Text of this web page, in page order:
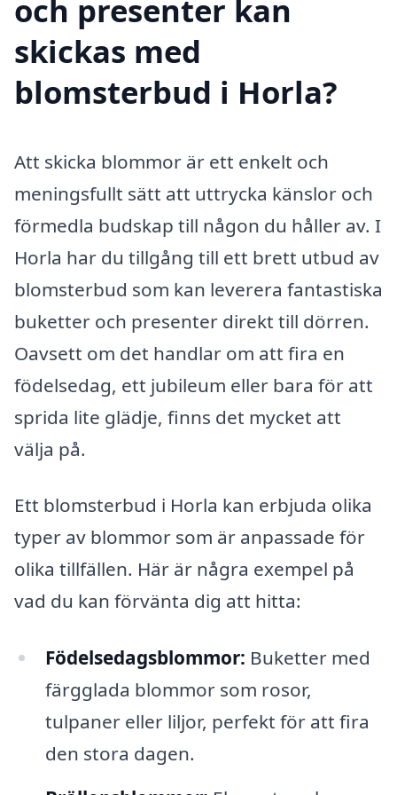
och presenter kan
skickas med
blomsterbud i Horla?
Att skicka blommor är ett enkelt och
meningsfullt sätt att uttrycka känslor och
förmedla budskap till någon du håller av. I
Horla har du tillgång till ett brett utbud av
blomsterbud som kan leverera fantastiska
buketter och presenter direkt till dörren.
Oavsett om det handlar om att fira en
födelsedag, ett jubileum eller bara för att
sprida lite glädje, finns det mycket att
välja på.
Ett blomsterbud i Horla kan erbjuda olika
typer av blommor som är anpassade för
olika tillfällen. Här är några exempel på
vad du kan förvänta dig att hitta:
Födelsedagsblommor: Buketter med
färgglada blommor som rosor,
tulpaner eller liljor, perfekt för att fira
den stora dagen.